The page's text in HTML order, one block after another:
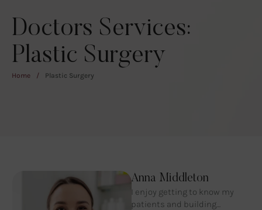
Doctors Services:
Plastic Surgery
Home / Plastic Surgery
Anna Middleton
I enjoy getting to know my
patients and building